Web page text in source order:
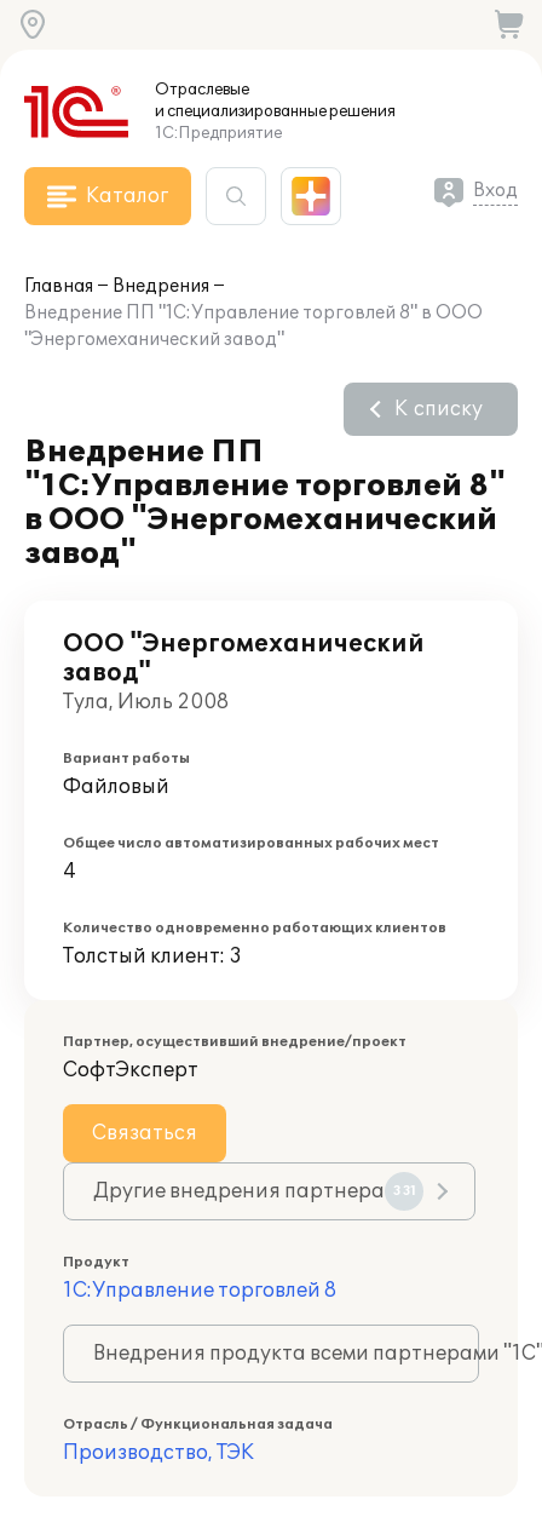
Отраслевые
и специализированныерешения
1С:Предприятие
Каталог Вход
Главная
Внедрения
Внедрение ПП "1С:Управление торговлей 8" в ООО
"Энергомеханический завод"
Внедрение ПП
"1С:Управление торговлей 8"
в ООО "Энергомеханический
завод"
К списку
ООО "Энергомеханический
завод"
Тула, Июль 2008
Вариант работы
Файловый
Общее число автоматизированных рабочих мест
4
Количество одновременно работающих клиентов
Толстый клиент: 3
Партнер, осуществивший внедрение/проект
СофтЭксперт
Связаться
Другие внедрения партнера 331
Продукт
1С:Управление торговлей 8
Внедрения продукта всеми партнерами
Отрасль / Функциональная задача
Производство, ТЭК